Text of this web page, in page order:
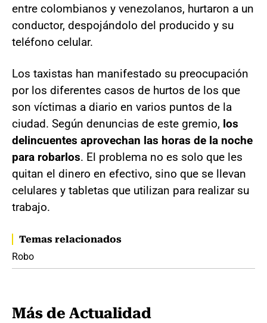
entre colombianos y venezolanos, hurtaron a un
conductor, despojándolo del producido y su
teléfono celular.
Los taxistas han manifestado su preocupación
por los diferentes casos de hurtos de los que
son víctimas a diario en varios puntos de la
ciudad. Según denuncias de este gremio, los
delincuentes aprovechan las horas de la noche
para robarlos. El problema no es solo que les
quitan el dinero en efectivo, sino que se llevan
celulares y tabletas que utilizan para realizar su
trabajo.
Temas relacionados
Robo
Más de Actualidad